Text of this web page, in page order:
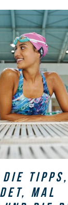
DIE
MAL